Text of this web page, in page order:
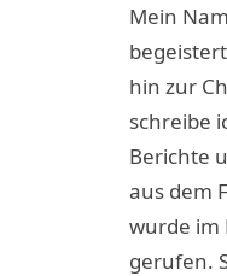
Mein
hin zur
schreibe
Berichte
aus dem
wurde im
gerufen.